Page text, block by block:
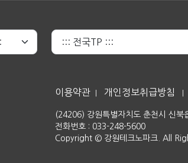
이용약관 개인정보취급방침
(24206) 강원특별자치도 춘천시 신북
전화번호 : 033-248-5600
Copyright © 강원테크노파크. All